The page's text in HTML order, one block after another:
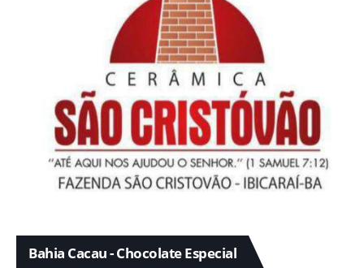
Bahia Cacau - Chocolate Especial